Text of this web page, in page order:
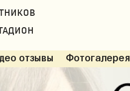
отзывы Фотогалерея